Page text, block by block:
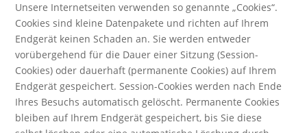
Unsere Internetseiten verwenden so genannte „Cookies“.
Cookies sind kleine Datenpakete und richten auf Ihrem
Endgerät keinen Schaden an. Sie werden entweder
vorübergehend für die Dauer einer Sitzung (Session-
Cookies) oder dauerhaft (permanente Cookies) auf Ihrem
Endgerät gespeichert. Session-Cookies werden nach Ende
Ihres Besuchs automatisch gelöscht. Permanente Cookies
bleiben auf Ihrem Endgerät gespeichert, bis Sie diese